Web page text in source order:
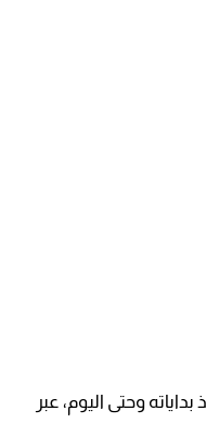
وحتى اليوم، عبر